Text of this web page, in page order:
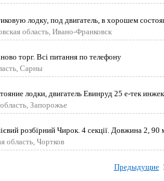
лодку, под двигатель, в хорошем
область, Ивано-Франковск
торг. Всі питання по телефону
Сарны
лодки, двигатель Евинруд 25 е-тек
Запорожье
розбірний Чирок. 4 секції. Довжина 2, 90
область, Чортков
Предыдущие